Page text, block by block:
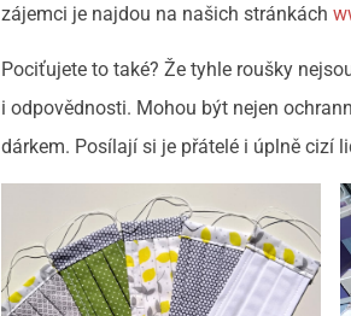
zájemci je najdou na našich stránkách
Pociťujete to také? Že tyhle roušky
i odpovědnosti. Mohou být nejen
dárkem. Posílají si je přátelé i úplně cizí